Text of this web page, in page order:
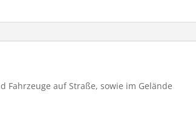
Fahrzeuge auf Straße, sowie im Gelände